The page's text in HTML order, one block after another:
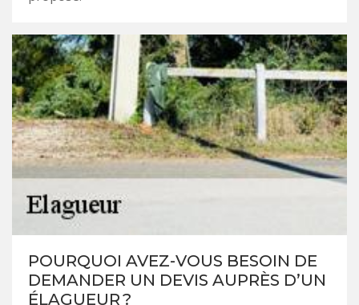
POURQUOI AVEZ-VOUS BESOIN DE
DEMANDER UN DEVIS AUPRÈS D’UN
ÉLAGUEUR ?